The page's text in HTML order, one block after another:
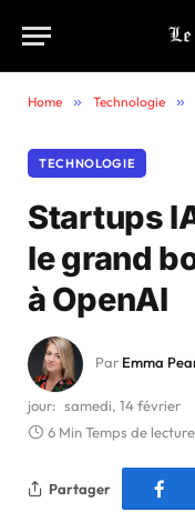
Home » Technologie »
TECHNOLOGIE
Startups
le grand
à OpenAI
Par Emma
jour: samedi, 14 février
6 Min Temps de lecture
Partager